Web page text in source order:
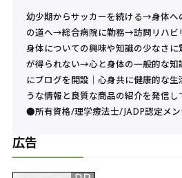
幼少期からサッカーを続ける→身体へ
の道へ→総合病院に勤務→訪問リハビ
身体についての興味や知識の少なさ
が得られない→心と身体の一般的な知
にブログを開設｜心身共に健康的な生
うな情報と良質な商品の紹介を発信し
●所有資格/理学療法士/JADP認定メン
広告